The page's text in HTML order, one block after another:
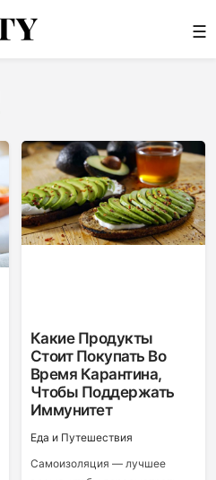
☰
Какие Продукты
Стоит Покупать Во
Время Карантина,
Чтобы Поддержать
Иммунитет
Еда и Путешествия
Самоизоляция — лучшее